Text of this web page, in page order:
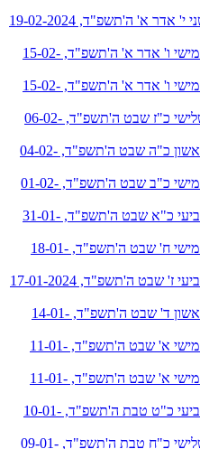
לחץ להאזנה לשעור מיום שני י' אדר א' ה'תשפ"ד, 19-02-2024
לחץ להאזנה לשעור מיום חמישי ו' אדר א' ה'תשפ"ד, 15-02-
לחץ להאזנה לשעור מיום חמישי ו' אדר א' ה'תשפ"ד, 15-02-
לחץ להאזנה לשעור מיום שלישי כ"ז שבט ה'תשפ"ד, 06-02-
לחץ להאזנה לשעור מיום ראשון כ"ה שבט ה'תשפ"ד, 04-02-
לחץ להאזנה לשעור מיום חמישי כ"ב שבט ה'תשפ"ד, 01-02-
לחץ להאזנה לשעור מיום רביעי כ"א שבט ה'תשפ"ד, 31-01-
לחץ להאזנה לשעור מיום חמישי ח' שבט ה'תשפ"ד, 18-01-
לחץ להאזנה לשעור מיום רביעי ז' שבט ה'תשפ"ד, 17-01-2024
לחץ להאזנה לשעור מיום ראשון ד' שבט ה'תשפ"ד, 14-01-
לחץ להאזנה לשעור מיום חמישי א' שבט ה'תשפ"ד, 11-01-
לחץ להאזנה לשעור מיום חמישי א' שבט ה'תשפ"ד, 11-01-
לחץ להאזנה לשעור מיום רביעי כ"ט טבת ה'תשפ"ד, 10-01-
לחץ להאזנה לשעור מיום שלישי כ"ח טבת ה'תשפ"ד, 09-01-